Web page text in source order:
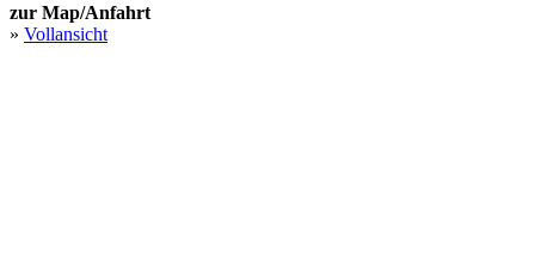
zur Map/Anfahrt
» Vollansicht